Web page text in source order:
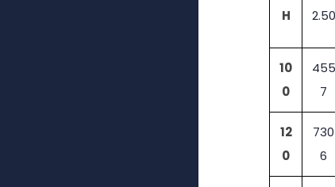
H 2.50
10
0
455
7
12
0
730
6